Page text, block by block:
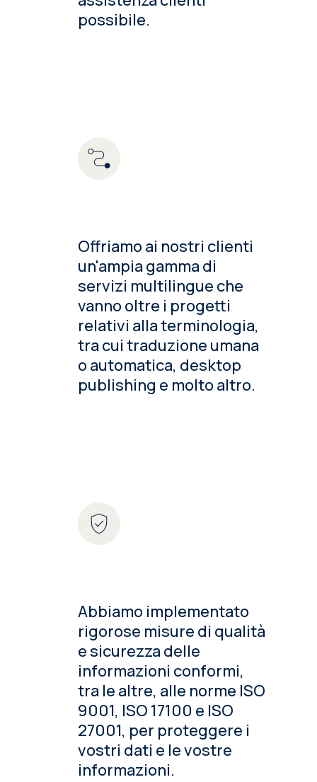
possibile.
Offriamo ai nostri clienti
un'ampia gamma di
servizi multilingue che
vanno oltre i progetti
relativi alla terminologia,
tra cui traduzione umana
o automatica, desktop
publishing e molto altro.
Abbiamo implementato
rigorose misure di qualità
e sicurezza delle
informazioni conformi,
tra le altre, alle norme ISO
9001, ISO 17100 e ISO
27001, per proteggere i
vostri dati e le vostre
informazioni.